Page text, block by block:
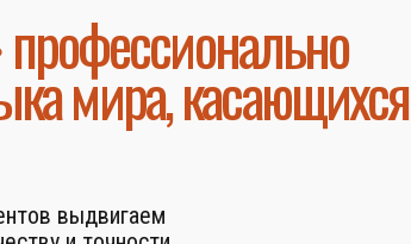
мира, касающихся
выдвигаем